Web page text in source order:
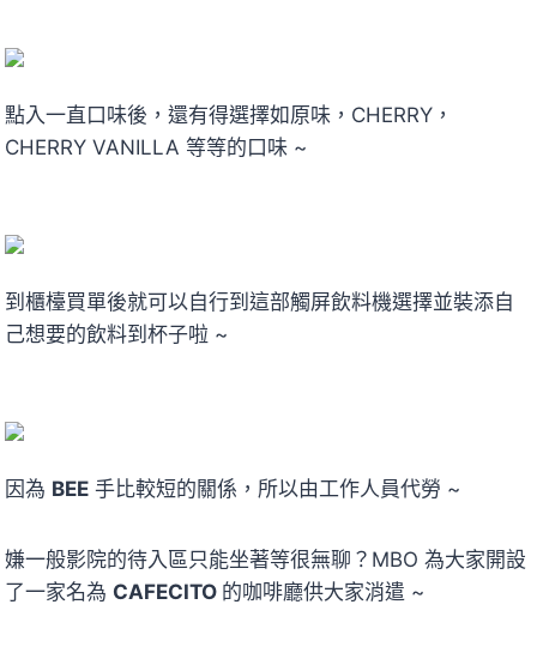
點入一直口味後，還有得選擇如原味，CHERRY，
CHERRY VANILLA 等等的口味 ~
到櫃檯買單後就可以自行到這部觸屏飲料機選擇並裝添自
己想要的飲料到杯子啦 ~
因為 BEE 手比較短的關係，所以由工作人員代勞 ~
嫌一般影院的待入區只能坐著等很無聊？MBO 為大家開設
了一家名為 CAFECITO 的咖啡廳供大家消遣 ~